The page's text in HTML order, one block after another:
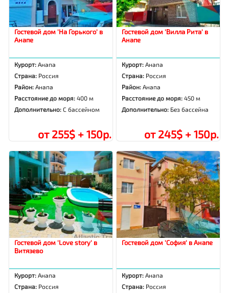
Гостевой дом 'На Горького' в
Анапе
Курорт: Анапа
Страна: Россия
Район: Анапа
Расстояние до моря:400 м
Дополнительно:С бассейном
от 255$ + 150р.
Гостевой дом 'Вилла Рита' в
Анапе
Курорт: Анапа
Страна: Россия
Район: Анапа
Расстояние до моря:450 м
Дополнительно: Без бассейна
от 245$ + 150р.
Гостевой дом 'Love story' в
Витязево
Курорт: Анапа
Страна: Россия
Гостевой дом 'София' в Анапе
Курорт: Анапа
Страна: Россия